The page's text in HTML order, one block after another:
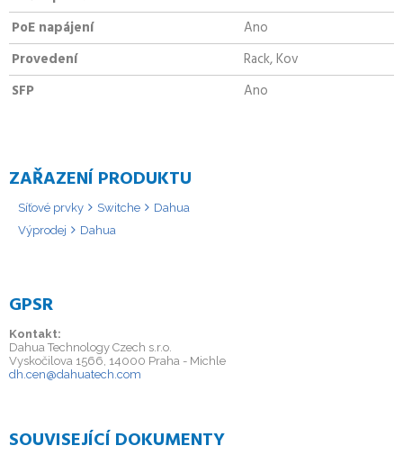
PoE napájení
Ano
Provedení
Rack, Kov
SFP
Ano
ZAŘAZENÍ PRODUKTU
Síťové prvky Switche
Dahua
Výprodej
Dahua
GPSR
Kontakt:
Dahua Technology Czech s.r.o.
Vyskočilova 1566, 14000 Praha - Michle
dh.cen@dahuatech.com
SOUVISEJÍCÍ DOKUMENTY